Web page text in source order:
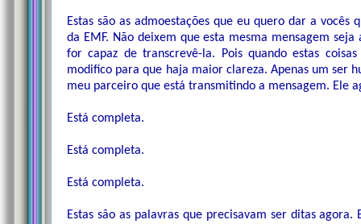
Estas são as admoestações que eu quero dar a
da EMF. Não deixem que esta mesma mensagem
for capaz de transcrevê-la. Pois quando estas
modifico para que haja maior clareza. Apenas um ser
meu parceiro que está transmitindo a mensagem. Ele
Está completa.
Está completa.
Está completa.
Estas são as palavras que precisavam ser ditas